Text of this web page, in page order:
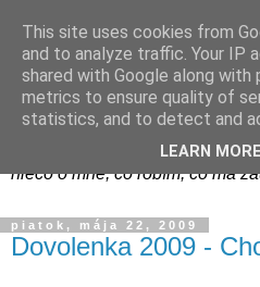
blog.vana.sk -
niečo o mne, čo robím, čo ma
piatok, mája 22, 2009
Dovolenka 2009 -
This site uses cookies from
and to analyze traffic. Your IP
shared with Google along
metrics to ensure quality of
statistics, and to detect and
LEARN MORE